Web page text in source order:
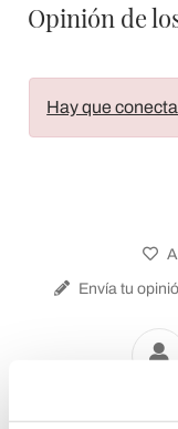
Opinión de
Hay que
Envía tu